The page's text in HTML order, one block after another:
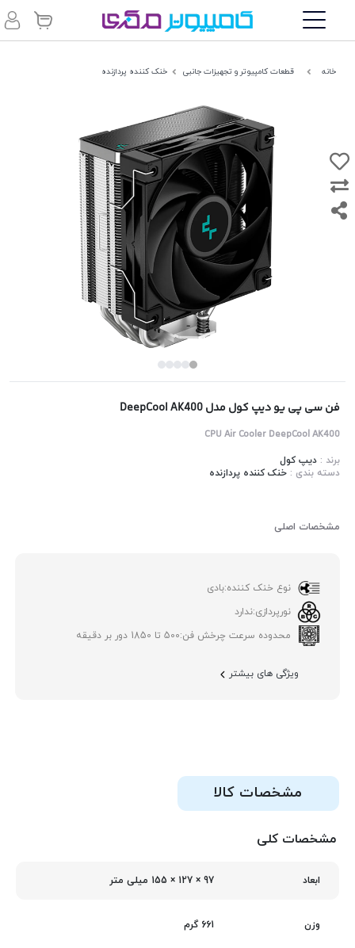
خانه قطعات کامپیوتر و تجهیزات جانبی خنک کننده پردازنده
فن سی پی یو دیپ کول مدل DeepCool AK400
CPU Air Cooler DeepCool AK400
برند :دیپ کول
دسته بندی :خنک کننده پردازنده
مشخصات اصلی
نوع خنک کننده:بادی
نورپردازی:ندارد
محدوده سرعت چرخش فن:500 تا 1850 دور بر دقیقه
ویژگی های بیشتر
مشخصات کالا
مشخصات کلی
ابعاد 97 × 127 × 155 میلی‌ متر
وزن 661 گرم